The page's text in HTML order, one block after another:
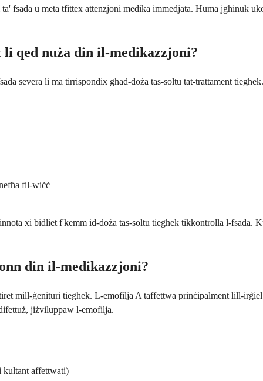
fsada u meta tfittex attenzjoni medika immedjata. Huma jgħinuk
qed nuża din il-medikazzjoni?
severa li ma tirrispondix għad-doża tas-soltu tat-trattament
fil-wiċċ
xi bidliet f'kemm id-doża tas-soltu tiegħek tikkontrolla l-fsada.
din il-medikazzjoni?
mill-ġenituri tiegħek. L-emofilja A taffettwa prinċipalment lill-
jiżviluppaw l-emofilja.
kultant affettwati)